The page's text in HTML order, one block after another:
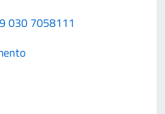
030 7058111